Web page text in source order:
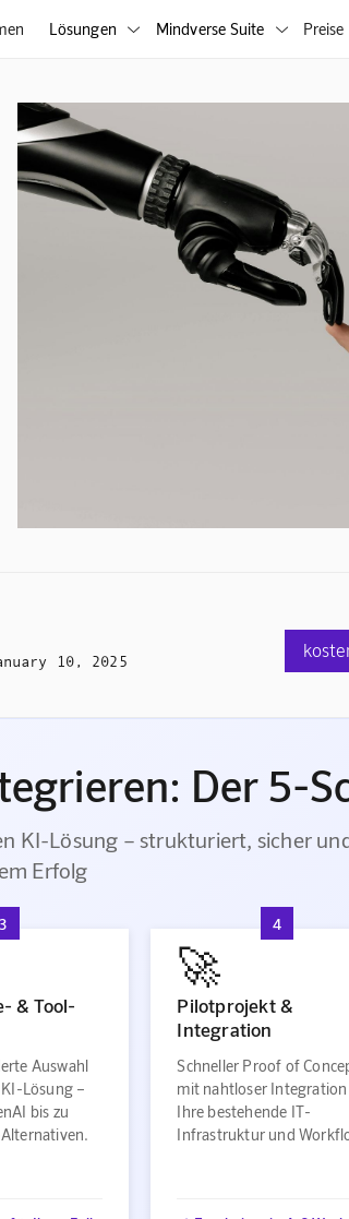
Lösungen  Mindverse Suite  Preise
10, 2025
Der 5-
KI-Lösung – strukturiert, sicher
Erfolg
3
& Tool-
Auswahl
Lösung –
bis zu
4
🚀
Pilotprojekt &
Integration
Schneller Proof of
mit nahtloser Integration
Ihre bestehende IT-
Infrastruktur und